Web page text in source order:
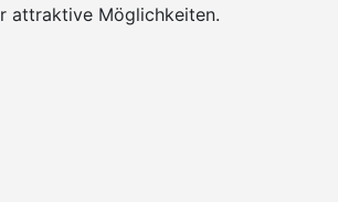
attraktive Möglichkeiten.